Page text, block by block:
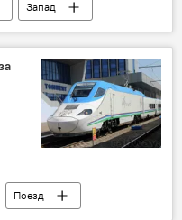
Запад
Поезд